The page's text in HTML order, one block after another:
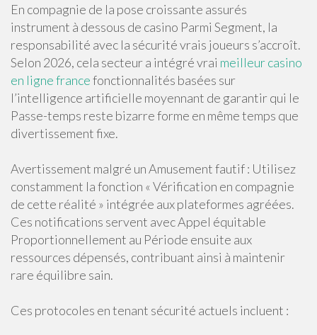
En compagnie de la pose croissante assurés
instrument à dessous de casino Parmi Segment, la
responsabilité avec la sécurité vrais joueurs s’accroît.
Selon 2026, cela secteur a intégré vrai meilleur casino
en ligne francefonctionnalités basées sur
l’intelligence artificielle moyennant de garantir qui le
Passe-temps reste bizarre forme en même temps que
divertissement fixe.
Avertissement malgré un Amusement fautif : Utilisez
constamment la fonction « Vérification en compagnie
de cette réalité » intégrée aux plateformes agréées.
Ces notifications servent avec Appel équitable
Proportionnellement au Période ensuite aux
ressources dépensés, contribuant ainsi à maintenir
rare équilibre sain.
Ces protocoles en tenant sécurité actuels incluent :